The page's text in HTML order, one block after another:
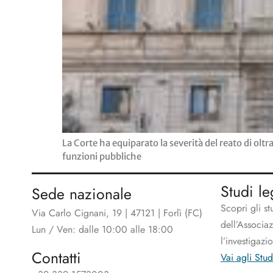
La Corte ha equiparato la severità del reato di
funzioni pubbliche
Sede nazionale
Via Carlo Cignani, 19 | 47121 | Forlì (FC)
Lun / Ven: dalle 10:00 alle 18:00
Contatti
Studi
Scopri gli
Vai agli